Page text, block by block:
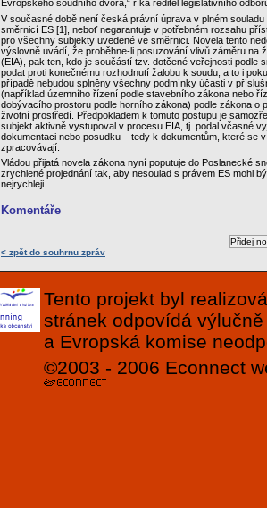
Evropského soudního dvora,“ říká ředitel legislativního
V současné době není česká právní úprava v plném
směrnicí ES [1], neboť negarantuje v potřebném rozsahu
pro všechny subjekty uvedené ve směrnici. Novela tento
výslovně uvádí, že proběhne-li posuzování vlivů záměru na
(EIA), pak ten, kdo je součástí tzv. dotčené veřejnosti podle
podat proti konečnému rozhodnutí žalobu k soudu, a to i
případě nebudou splněny všechny podmínky účasti v
(například územního řízení podle stavebního zákona nebo
dobývacího prostoru podle horního zákona) podle zákona o
životní prostředí. Předpokladem k tomuto postupu je
subjekt aktivně vystupoval v procesu EIA, tj. podal včasné
dokumentaci nebo posudku – tedy k dokumentům, které se
zpracovávají.
Vládou přijatá novela zákona nyní poputuje do Poslanecké
zrychlené projednání tak, aby nesoulad s právem ES mohl
nejrychleji.
Komentáře
< zpět do souhrnu zpráv
Tento projekt byl
stránek odpovídá
a Evropská komise
©2003 - 2006 Econnect